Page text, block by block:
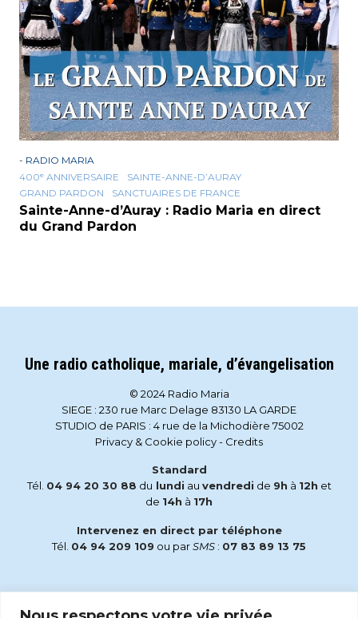
- RADIO MARIA
400ᵉ ANNIVERSAIRE
SAINTE-ANNE-D’AURAY
GRAND PARDON
SANCTUAIRES DE FRANCE
Sainte-Anne-d’Auray : Radio Maria en direct
du Grand Pardon
Une radio catholique, mariale, d’évangelisation
© 2024 Radio Maria
SIEGE : 230 rue Marc Delage 83130 LA GARDE
STUDIO de PARIS : 4 rue de la Michodière 75002
Privacy & Cookie policy- Credits
Standard
Tél. 04 94 20 30 88 du lundi au vendredi de 9h à 12h et
de 14h à 17h
Intervenez en direct par téléphone
Tél. 04 94 209 109 ou parSMS : 07 83 89 13 75